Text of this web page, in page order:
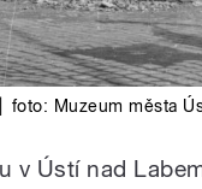
foto: Muzeum města
v Ústí nad